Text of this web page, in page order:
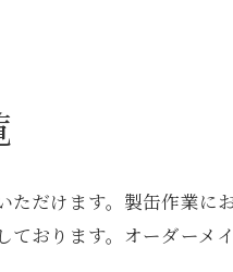
だけます。製缶作業に
おります。オーダーメ